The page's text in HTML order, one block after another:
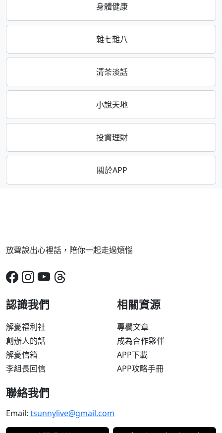
身體健康
雜七雜八
清茶淡話
小說天地
投資理財
關於APP
放聲說出心裡話，陪你一起走過煩惱
認識我們
解憂福利社
創辦人的話
解憂信箱
李組長回信
相關資源
專欄文章
成為合作夥伴
APP下載
APP攻略手冊
聯絡我們
Email: tsunnylive@gmail.com